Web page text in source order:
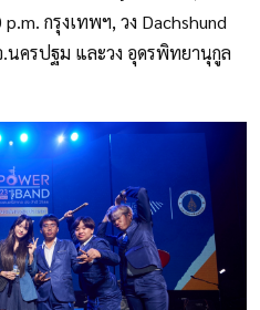
p.m. กรุงเทพฯ, วง Dachshund
.นครปฐม และวง อุดรพิทยานุกูล